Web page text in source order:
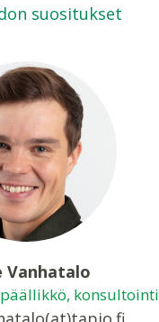
suositukset
Vanhatalo
konsultointi